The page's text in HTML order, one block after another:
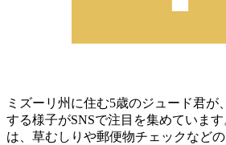
ミズーリ州に住む5歳のジュード君が
する様子がSNSで注目を集めていま
は、草むしりや郵便物チェックなど